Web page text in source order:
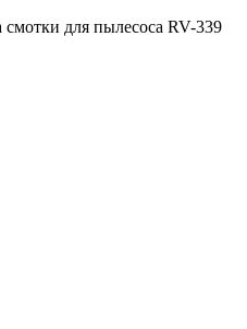
для пылесоса RV-339